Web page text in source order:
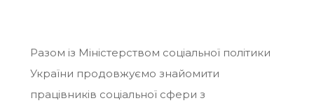
Разом із Міністерством соціальної політики
України продовжуємо знайомити
працівників соціальної сфери з